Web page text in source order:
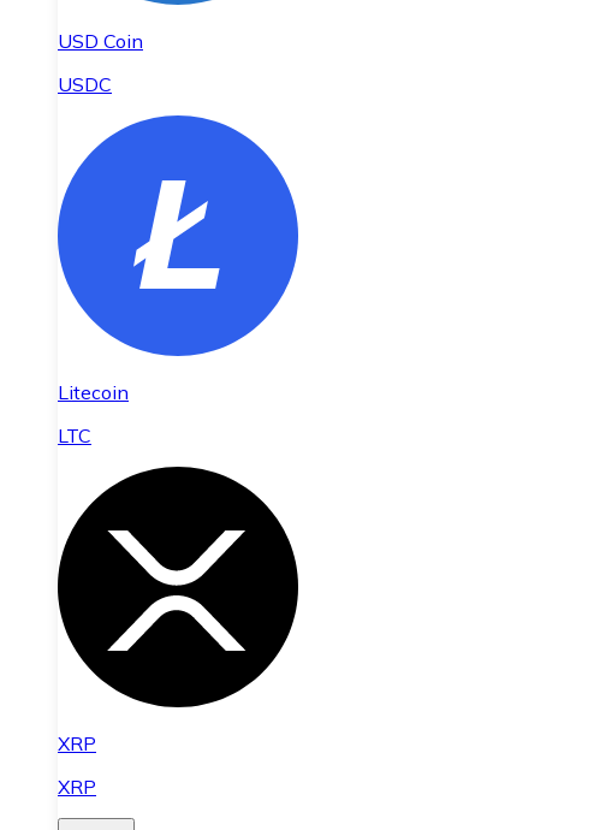
USD Coin
USDC
Litecoin
LTC
XRP
XRP